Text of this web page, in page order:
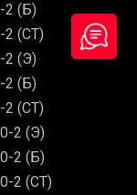
2 (Б)
2 (СТ)
2 (Э)
2 (Б)
2 (СТ)
2 (Э)
2 (Б)
2 (СТ)